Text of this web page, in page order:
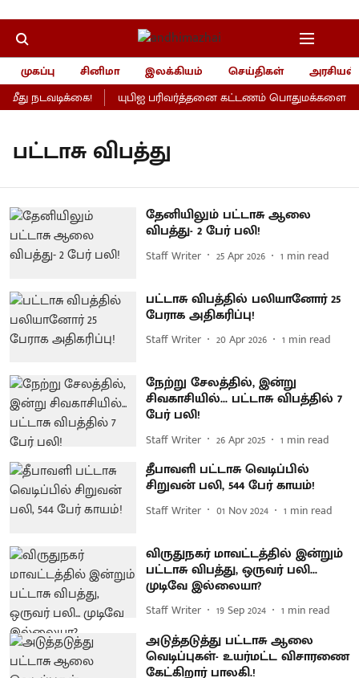
முகப்பு சினிமா இலக்கியம் செய்திகள்
அரசியல்
நடவடிக்கை!
யுபிஐ பரிவர்த்தனை கட்டணம் பொதுமக்களைப்
பட்டாசு விபத்து
தேனியிலும் பட்டாசு ஆலை
விபத்து- 2 பேர் பலி!
Staff Writer 25 Apr 2026 1 min read
பட்டாசு விபத்தில் பலியானோர் 25
பேராக அதிகரிப்பு!
Staff Writer 20 Apr 2026 1 min read
நேற்று சேலத்தில், இன்று
சிவகாசியில்... பட்டாசு விபத்தில் 7
பேர் பலி!
Staff Writer 26 Apr 2025 1 min read
தீபாவளி பட்டாசு வெடிப்பில்
சிறுவன் பலி, 544 பேர் காயம்!
Staff Writer 01 Nov 2024 1 min read
விருதுநகர் மாவட்டத்தில் இன்றும்
பட்டாசு விபத்து, ஒருவர் பலி...
முடிவே இல்லையா?
Staff Writer 19 Sep 2024 1 min read
அடுத்தடுத்து பட்டாசு ஆலை
வெடிப்புகள்- உயர்மட்ட விசாரணை
கேட்கிறார் பாலகி.!